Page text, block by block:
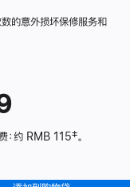
的意外损坏保修服务和
：约 RMB 115‡。